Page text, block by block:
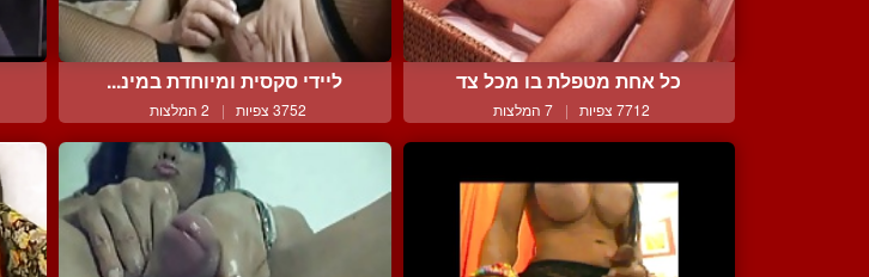
כל אחת מטפלת בו מכל צד
7712 צפיות | 7 המלצות
ליידי סקסית ומיוחדת במינ...
3752 צפיות | 2 המלצות